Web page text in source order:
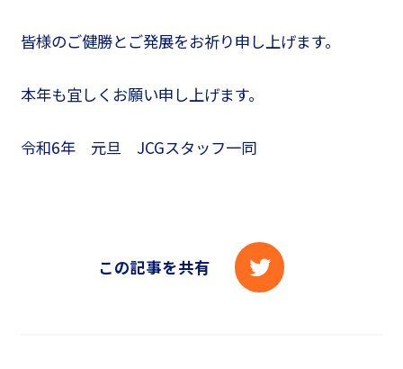
皆様のご健勝とご発展をお祈り申し上げます。
本年も宜しくお願い申し上げます。
令和6年 元旦 JCGスタッフ一同
この記事を共有